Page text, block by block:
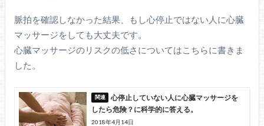
脈拍を確認しなかった結果、もし心停止ではない人に心臓
マッサージをしても大丈夫です。
心臓マッサージのリスクの低さについてはこちらに書きま
した。
心停止していない人に心臓マッサージを
したら危険？に科学的に答える。
2018年4月14日